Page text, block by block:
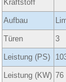
Kraftstoff
Aufbau
Türen 3
Leistung (PS)
Leistung (KW) 76